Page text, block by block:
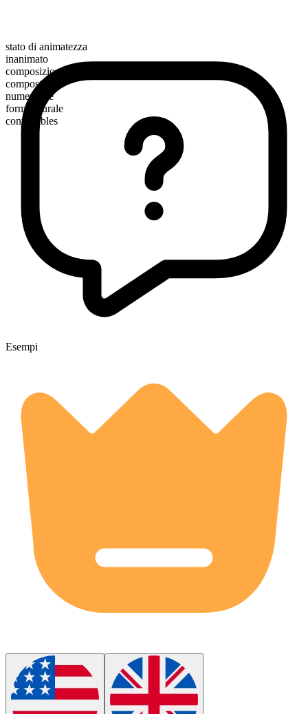
stato di animatezza
inanimato
composizione morfologica
composto
numerabile
forma plurale
convertibles
Esempi